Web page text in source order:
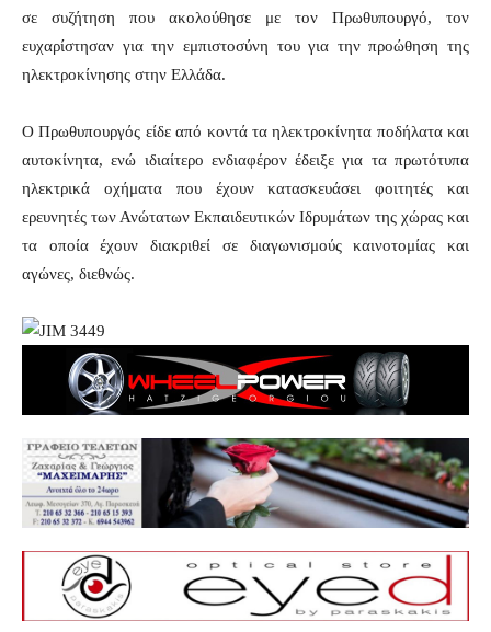
σε συζήτηση που ακολούθησε με τον Πρωθυπουργό, τον
ευχαρίστησαν για την εμπιστοσύνη του για την προώθηση της
ηλεκτροκίνησης στην Ελλάδα.
Ο Πρωθυπουργός είδε από κοντά τα ηλεκτροκίνητα ποδήλατα και
αυτοκίνητα, ενώ ιδιαίτερο ενδιαφέρον έδειξε για τα πρωτότυπα
ηλεκτρικά οχήματα που έχουν κατασκευάσει φοιτητές και
ερευνητές των Ανώτατων Εκπαιδευτικών Ιδρυμάτων της χώρας και
τα οποία έχουν διακριθεί σε διαγωνισμούς καινοτομίας και
αγώνες, διεθνώς.